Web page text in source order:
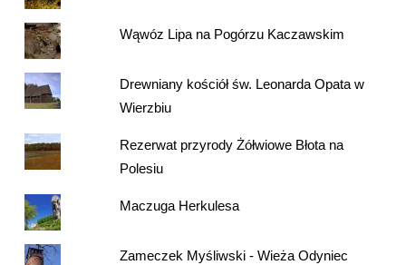
Wąwóz Lipa na Pogórzu Kaczawskim
Drewniany kościół św. Leonarda Opata w
Wierzbiu
Rezerwat przyrody Żółwiowe Błota na
Polesiu
Maczuga Herkulesa
Zameczek Myśliwski - Wieża Odyniec